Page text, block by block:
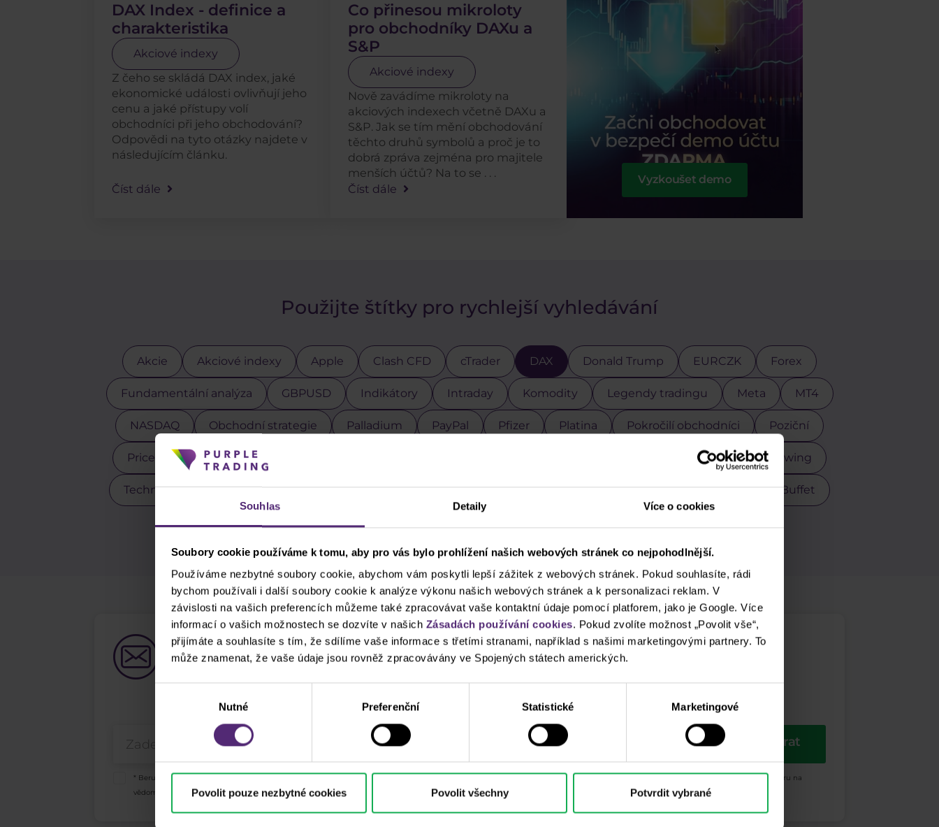
Souhlas Detaily Více o cookies
Soubory cookie používáme k tomu, aby pro vás bylo prohlížení našich webových stránek co nejpohodlnější.
Používáme nezbytné soubory cookie, abychom vám poskytli lepší zážitek z webových stránek. Pokud souhlasíte, rádi
bychom používali i další soubory cookie k analýze výkonu našich webových stránek a k personalizaci reklam. V
závislosti na vašich preferencích můžeme také zpracovávat vaše kontaktní údaje pomocí platforem, jako je Google. Více
informací o vašich možnostech se dozvíte v našich Zásadách používání cookies. Pokud zvolíte možnost „Povolit vše“,
přijímáte a souhlasíte s tím, že sdílíme vaše informace s třetími stranami, například s našimi marketingovými partnery. To
může znamenat, že vaše údaje jsou rovněž zpracovávány ve Spojených státech amerických.
Nutné Preferenční Statistické Marketingové
Povolit pouze nezbytné cookies Povolit všechny Potvrdit vybrané
DAX Index - definice a
charakteristika
Akciové indexy
Z čeho se skládá DAX index, jaké
ekonomické události ovlivňují jeho
cenu a jaké přístupy volí
obchodníci při jeho obchodování?
Odpovědi na tyto otázky najdete v
následujícím článku.
Číst dále
Co přinesou mikroloty
pro obchodníky DAXu a
S&P
Akciové indexy
Nově zavádíme mikroloty na
akciových indexech včetně DAXu a
S&P. Jak se tím mění obchodování
těchto druhů symbolů a proč je to
dobrá zpráva zejména pro majitele
menších účtů? Na to se . . .
Číst dále
Vyzkoušet demo
Použijte štítky pro rychlejší vyhledávání
Akcie Akciové indexy Apple Clash CFD cTrader DAX Donald Trump EURCZK Forex
Fundamentální analýza GBPUSD Indikátory Intraday Komodity Legendy tradingu Meta MT4
NASDAQ Obchodní strategie Palladium PayPal Pfizer Platina Pokročilí obchodníci Poziční
Price action Pro klienty Stříbro Swing
Technická analýza Tesla Top 3 akcie Trading robot Trading tipy Uber USDCZK Warren Buffet
Odběr newsletteru
Co nového v Purple Trading, Market Shot, podpultovky, tržní analýzy a články...
Odebírat
* Beru na vědomí a přijímám, že mé osobní údaje budou zpracovány v souladu se
, včetně marketingových a propagačních účelů. Dále potvrzuji, beru na
vědomí a přijímáminformace o pořizování audiovizuálních záznamů varování a zveřejnění rizik